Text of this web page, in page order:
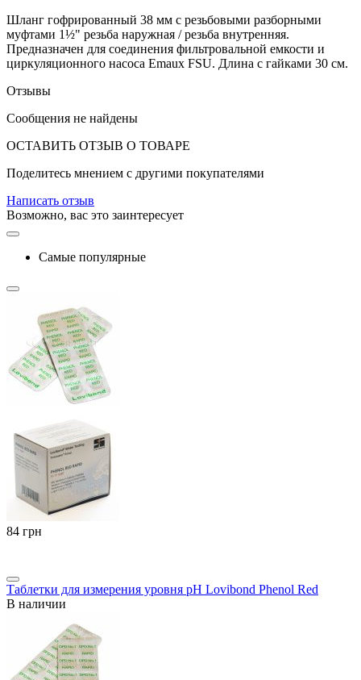
Шланг гофрированный 38 мм с резьбовыми разборными
муфтами 1½" резьба наружная / резьба внутренняя.
Предназначен для соединения фильтровальной емкости и
циркуляционного насоса Emaux FSU. Длина с гайками 30 см.
Отзывы
Сообщения не найдены
ОСТАВИТЬ ОТЗЫВ О ТОВАРЕ
Поделитесь мнением с другими покупателями
Написать отзыв
Возможно, вас это заинтересует
Самые популярные
‍84‍ грн
Таблетки для измерения уровня pH Lovibond Phenol Red
В наличии